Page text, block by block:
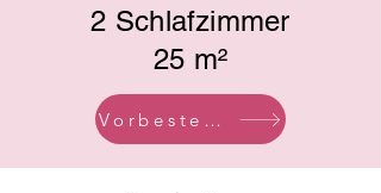
2 Schlafzimmer
25 m²
Vorbestellen